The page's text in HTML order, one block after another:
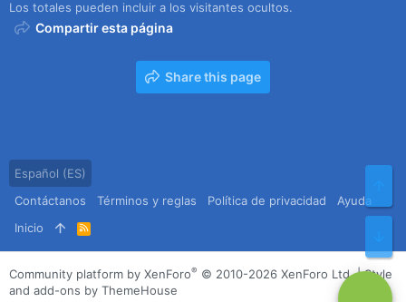
Los totales pueden incluir a los visitantes ocultos.
Compartir esta página
Share this page
Español (ES)
Contáctanos
Términos y reglas Política de privacidad
Ayuda
Inicio
R
S
S
Community platform by XenForo® © 2010-2026 XenForo Ltd. |Style
and add-ons by ThemeHouse